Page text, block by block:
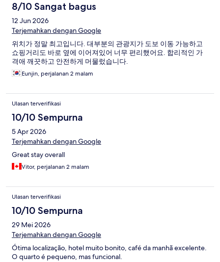
8/10 Sangat bagus
12 Jun 2026
Terjemahkan dengan Google
위치가 정말 최고입니다. 대부분의 관광지가 도보 이동 가능하고
쇼핑거리도 바로 옆에 이어져있어 너무 편리했어요. 합리적인 가
격애 깨끗하고 안전하게 머물렀습니다.
Eunjin, perjalanan 2 malam
Ulasan terverifikasi
10/10 Sempurna
5 Apr 2026
Terjemahkan dengan Google
Great stay overall
Vitor, perjalanan 2 malam
Ulasan terverifikasi
10/10 Sempurna
29 Mei 2026
Terjemahkan dengan Google
Ótima localização, hotel muito bonito, café da manhã excelente.
O quarto é pequeno, mas funcional.